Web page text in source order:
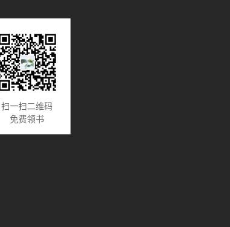
扫一扫二维码
免费领书